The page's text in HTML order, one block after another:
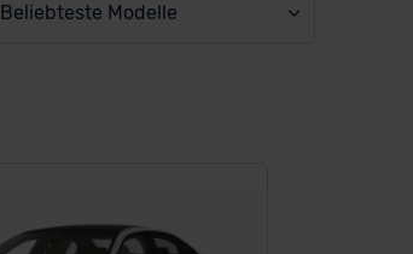
Beliebteste Modelle